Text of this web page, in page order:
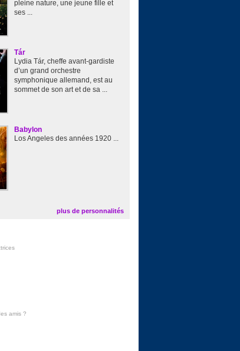
pleine nature, une jeune fille et
ses ...
Tár
Lydia Tár, cheffe avant-gardiste
d’un grand orchestre
symphonique allemand, est au
sommet de son art et de sa ...
Babylon
Los Angeles des années 1920 ...
plus de personnalités
amis?